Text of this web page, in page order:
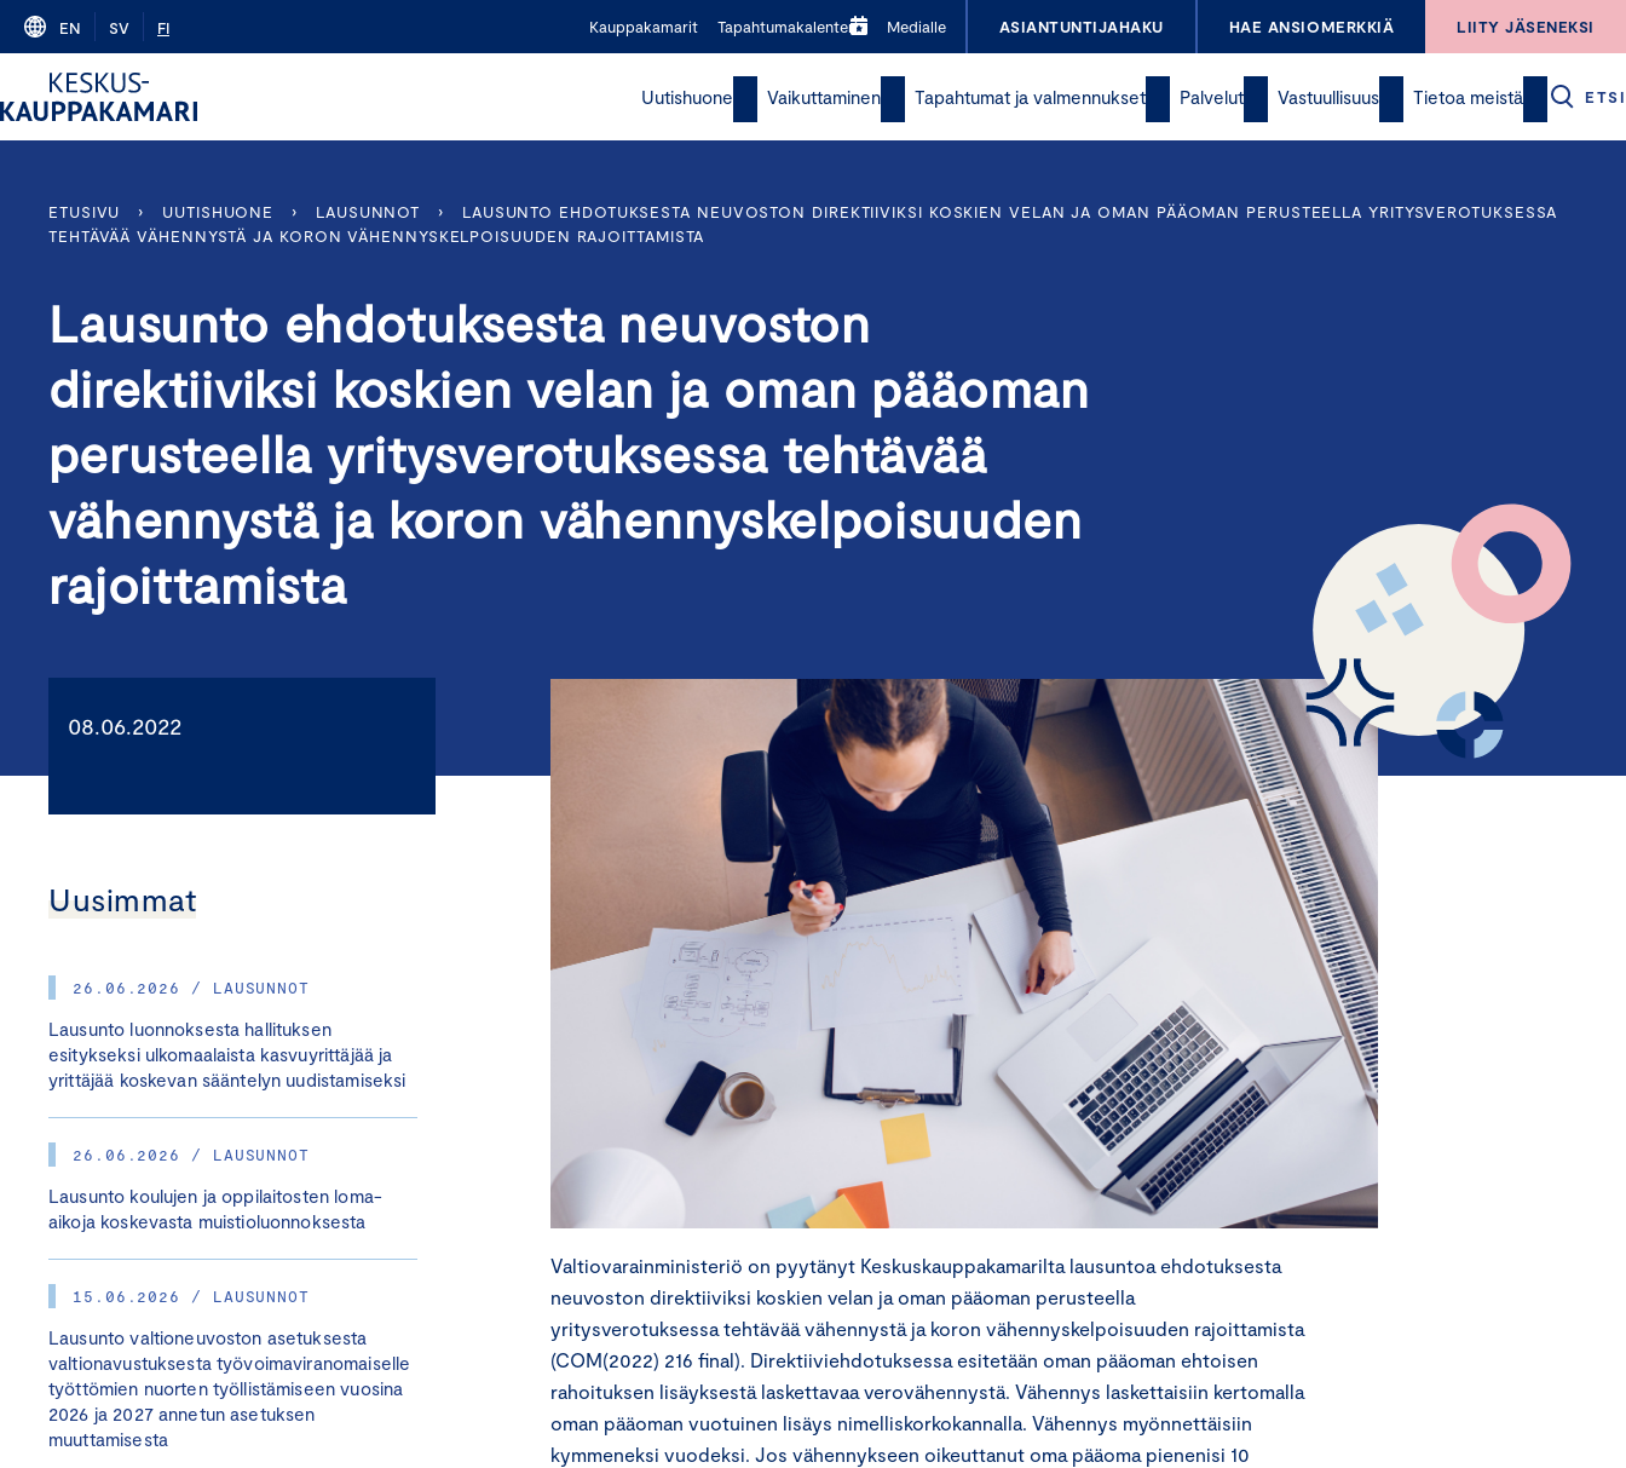
Skip
content
EN SV FI Kauppakamarit Tapahtumakalenteri Medialle ASIANTUNTIJAHAKU HAE ANSIOMERKKIÄ LIITY JÄSENEKSI
Uutishuone Vaikuttaminen Tapahtumat ja valmennukset Palvelut Vastuullisuus Tietoa meistä ETSI
ETUSIVU › UUTISHUONE › LAUSUNNOT ›
LAUSUNTO EHDOTUKSESTA NEUVOSTON DIREKTIIVIKSI KOSKIEN VELAN JA OMAN PÄÄOMAN PERUSTEELLA YRITYSVEROTUKSESSA
TEHTÄVÄÄ VÄHENNYSTÄ JA KORON VÄHENNYSKELPOISUUDEN RAJOITTAMISTA
Lausunto ehdotuksesta neuvoston
direktiiviksi koskien velan ja oman pääoman
perusteella yritysverotuksessa tehtävää
vähennystä ja koron vähennyskelpoisuuden
rajoittamista
08.06.2022
Uusimmat
26.06.2026 / LAUSUNNOT
Lausunto luonnoksesta hallituksen
esitykseksi ulkomaalaista kasvuyrittäjää ja
yrittäjää koskevan sääntelyn uudistamiseksi
26.06.2026 / LAUSUNNOT
Lausunto koulujen ja oppilaitosten loma-
aikoja koskevasta muistioluonnoksesta
15.06.2026 / LAUSUNNOT
Lausunto valtioneuvoston asetuksesta
valtionavustuksesta työvoimaviranomaiselle
työttömien nuorten työllistämiseen vuosina
2026 ja 2027 annetun asetuksen
muuttamisesta
Valtiovarainministeriö on pyytänyt Keskuskauppakamarilta lausuntoa ehdotuksesta
neuvoston direktiiviksi koskien velan ja oman pääoman perusteella
yritysverotuksessa tehtävää vähennystä ja koron vähennyskelpoisuuden rajoittamista
(COM(2022) 216 final). Direktiiviehdotuksessa esitetään oman pääoman ehtoisen
rahoituksen lisäyksestä laskettavaa verovähennystä. Vähennys laskettaisiin kertomalla
oman pääoman vuotuinen lisäys nimelliskorkokannalla. Vähennys myönnettäisiin
kymmeneksi vuodeksi. Jos vähennykseen oikeuttanut oma pääoma pienenisi 10